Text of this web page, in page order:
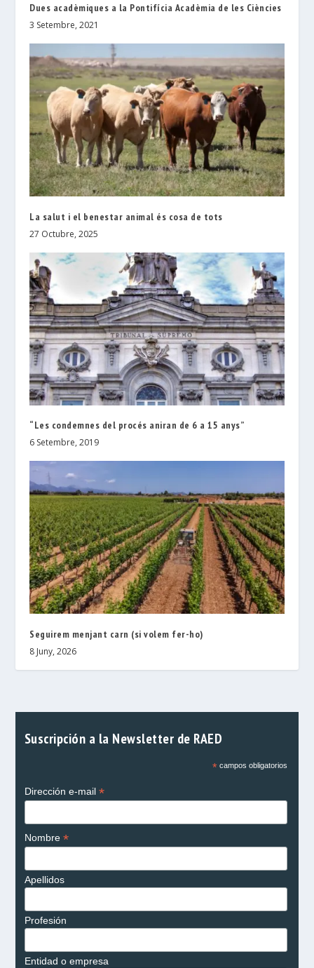
Dues acadèmiques a la Pontifícia Acadèmia de les Ciències
3 Setembre, 2021
La salut i el benestar animal és cosa de tots
27 Octubre, 2025
“Les condemnes del procés aniran de 6 a 15 anys”
6 Setembre, 2019
Seguirem menjant carn (si volem fer-ho)
8 Juny, 2026
Suscripción a la Newsletter de RAED
*campos obligatorios
Dirección e-mail *
Nombre *
Apellidos
Profesión
Entidad o empresa